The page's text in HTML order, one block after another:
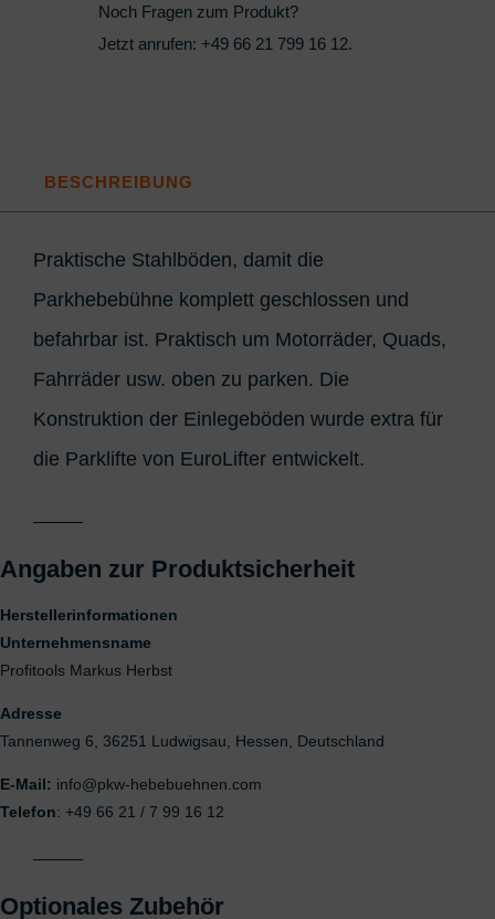
Noch Fragen zum Produkt?
Jetzt anrufen: +49 66 21 799 16 12.
BESCHREIBUNG
Praktische Stahlböden, damit die
Parkhebebühne komplett geschlossen und
befahrbar ist. Praktisch um Motorräder, Quads,
Fahrräder usw. oben zu parken. Die
Konstruktion der Einlegeböden wurde extra für
die Parklifte von EuroLifter entwickelt.
Angaben zur Produktsicherheit
Herstellerinformationen
Unternehmensname
Profitools Markus Herbst
Adresse
Tannenweg 6, 36251 Ludwigsau, Hessen, Deutschland
E-Mail: info@pkw-hebebuehnen.com
Telefon: +49 66 21 / 7 99 16 12
Optionales Zubehör